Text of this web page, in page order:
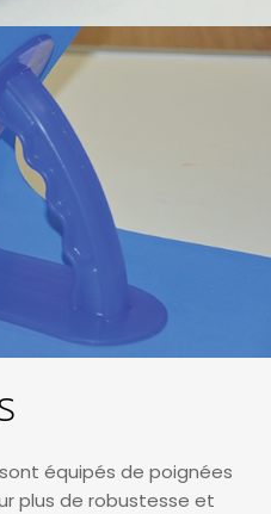
équipés de poignées
plus de robustesse et